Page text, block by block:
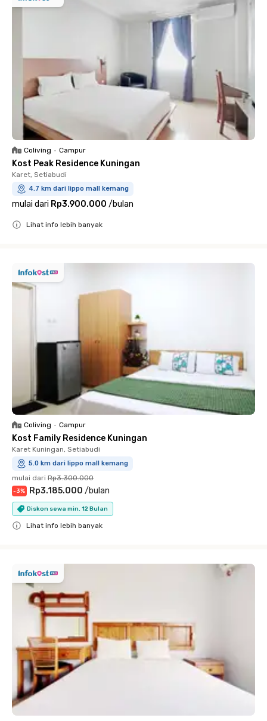
Coliving • Campur
Kost Peak Residence Kuningan
Karet, Setiabudi
4.7 km dari lippo mall kemang
mulai dari Rp3.900.000 /bulan
Lihat info lebih banyak
Coliving • Campur
Kost Family Residence Kuningan
Karet Kuningan, Setiabudi
5.0 km dari lippo mall kemang
mulai dari Rp3.300.000
-3% Rp3.185.000 /bulan
Diskon sewa min. 12 Bulan
Lihat info lebih banyak